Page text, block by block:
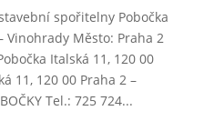
spořitelny Pobočka
Vinohrady Město: Praha 2
Italská 11, 120 00
11, 120 00 Praha 2 –
Tel.: 725 724...